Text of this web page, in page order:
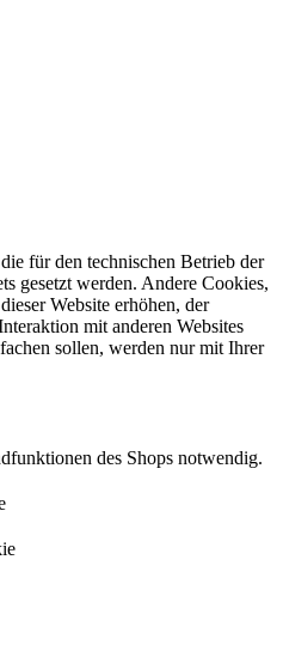
für den technischen Betrieb der
gesetzt werden. Andere Cookies,
Website erhöhen, der
mit anderen Websites
sollen, werden nur mit Ihrer
des Shops notwendig.